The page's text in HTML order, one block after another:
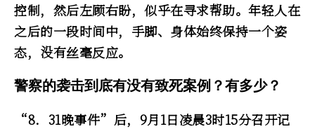
控制，然后左顾右盼，似乎在寻求帮助。年轻人在
之后的一段时间中，手脚、身体始终保持一个姿
态，没有丝毫反应。
警察的袭击到底有没有致死案例？有多少？
“8．31晚事件”后，9月1日凌晨3时15分召开记